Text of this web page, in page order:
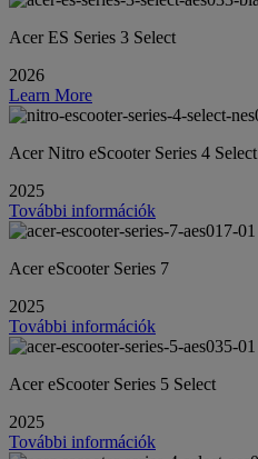
Acer ES Series 3 Select
2026
Learn More
Acer Nitro eScooter Series 4 Select
2025
További információk
Acer eScooter Series 7
2025
További információk
Acer eScooter Series 5 Select
2025
További információk